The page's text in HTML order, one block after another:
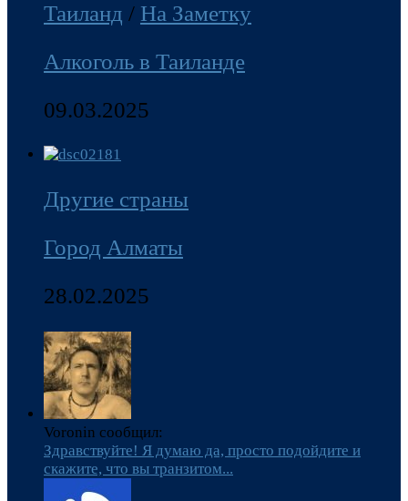
Таиланд / На Заметку
Алкоголь в Таиланде
09.03.2025
Другие страны
Город Алматы
28.02.2025
Voronin сообщил:
Здравствуйте! Я думаю да, просто подойдите и
скажите, что вы транзитом...